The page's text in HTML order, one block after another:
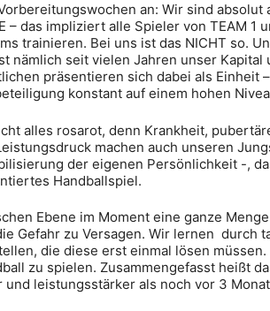
an: Wir sind
– das impliziert alle Spieler von TEAM
trainieren. Bei uns ist das NICHT so.
nämlich seit vielen Jahren unser
präsentieren sich dabei als Einheit
konstant auf einem hohen
alles rosarot, denn Krankheit,
machen auch unseren
der eigenen Persönlichkeit -,
Handballspiel.
Ebene im Moment eine ganze
Gefahr zu Versagen. Wir lernen
die diese erst einmal lösen
zu spielen. Zusammengefasst heißt
leistungsstärker als noch vor 3